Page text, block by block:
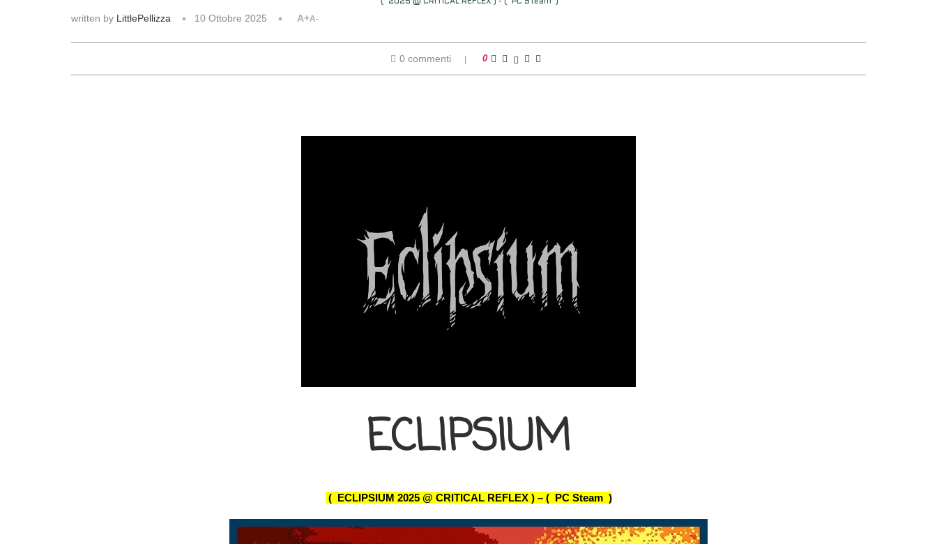
( 2025 @ CRITICAL REFLEX ) - ( PC Steam )
written by LittlePellizza 10 Ottobre 2025 A+A-
0 commenti 0
ECLIPSIUM
( ECLIPSIUM 2025 @ CRITICAL REFLEX ) – ( PC Steam )